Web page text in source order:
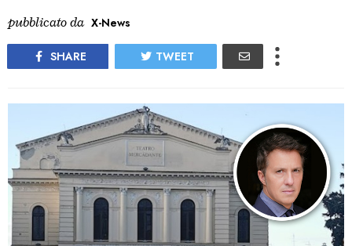
pubblicato da X-News
SHARE TWEET